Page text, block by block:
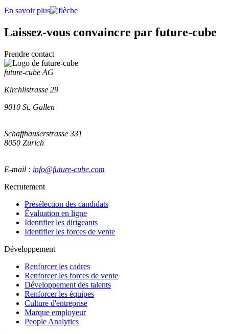
En savoir plus
Laissez-vous convaincre par future-cube
Prendre contact
future-cube AG
Kirchlistrasse 29
9010 St. Gallen
Schaffhauserstrasse 331
8050 Zurich
E-mail : info@future-cube.com
Recrutement
Présélection des candidats
Évaluation en ligne
Identifier les dirigeants
Identifier les forces de vente
Développement
Renforcer les cadres
Renforcer les forces de vente
Développement des talents
Renforcer les équipes
Culture d'entreprise
Marque employeur
People Analytics